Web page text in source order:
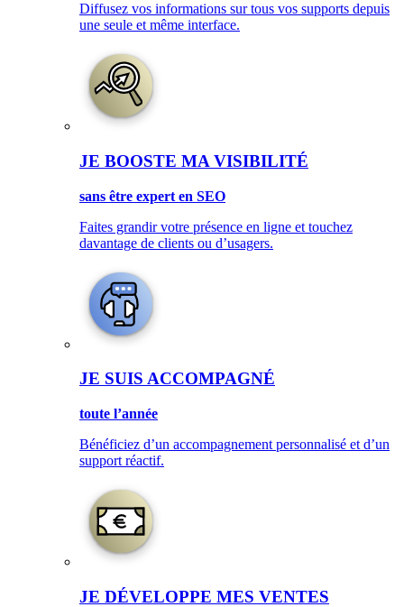
Diffusez vos informations sur tous vos supports depuis
une seule et même interface.
JE BOOSTE MA VISIBILITÉ
sans être expert en SEO
Faites grandir votre présence en ligne et touchez
davantage de clients ou d’usagers.
JE SUIS ACCOMPAGNÉ
toute l’année
Bénéficiez d’un accompagnement personnalisé et d’un
support réactif.
JE DÉVELOPPE MES VENTES